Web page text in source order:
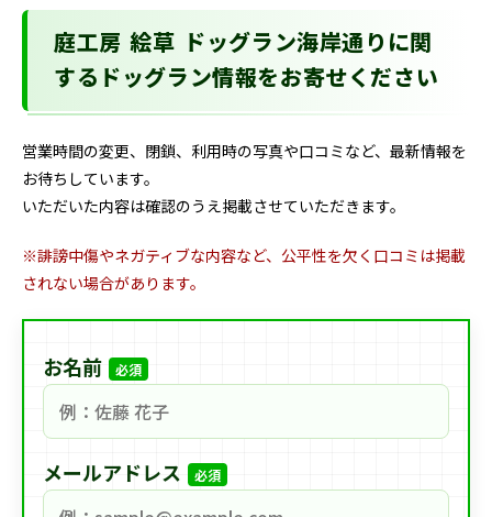
庭工房 絵草 ドッグラン海岸通りに関
するドッグラン情報をお寄せください
営業時間の変更、閉鎖、利用時の写真や口コミなど、最新情報を
お待ちしています。
いただいた内容は確認のうえ掲載させていただきます。
※誹謗中傷やネガティブな内容など、公平性を欠く口コミは掲載
されない場合があります。
お名前 必須
メールアドレス 必須